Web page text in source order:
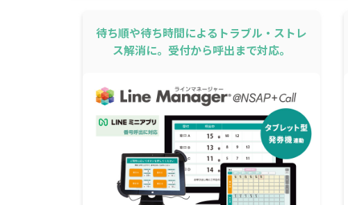
待ち順や待ち時間によるトラブル・ストレ
ス解消に。受付から呼出まで対応。